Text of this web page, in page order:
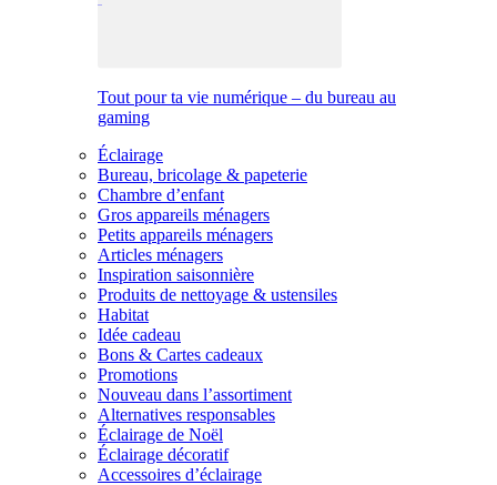
Tout pour ta vie numérique – du bureau au
gaming
Éclairage
Bureau, bricolage & papeterie
Chambre d’enfant
Gros appareils ménagers
Petits appareils ménagers
Articles ménagers
Inspiration saisonnière
Produits de nettoyage & ustensiles
Habitat
Idée cadeau
Bons & Cartes cadeaux
Promotions
Nouveau dans l’assortiment
Alternatives responsables
Éclairage de Noël
Éclairage décoratif
Accessoires d’éclairage